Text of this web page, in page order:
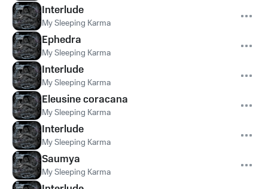
Interlude
My Sleeping Karma
Ephedra
My Sleeping Karma
Interlude
My Sleeping Karma
Eleusine coracana
My Sleeping Karma
Interlude
My Sleeping Karma
Saumya
My Sleeping Karma